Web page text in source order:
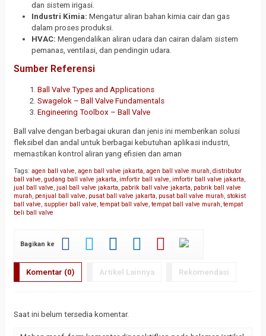
dan sistem irigasi.
Industri Kimia: Mengatur aliran bahan kimia cair dan gas
dalam proses produksi.
HVAC: Mengendalikan aliran udara dan cairan dalam sistem
pemanas, ventilasi, dan pendingin udara.
Sumber Referensi
Ball Valve Types and Applications
Swagelok – Ball Valve Fundamentals
Engineering Toolbox – Ball Valve
Ball valve dengan berbagai ukuran dan jenis ini memberikan solusi
fleksibel dan andal untuk berbagai kebutuhan aplikasi industri,
memastikan kontrol aliran yang efisien dan aman
Tags: agen ball valve, agen ball valve jakarta, agen ball valve murah, distributor
ball valve, gudang ball valve jakarta, imfortir ball valve, imfortir ball valve jakarta,
jual ball valve, jual ball valve jakarta, pabrik ball valve jakarta, pabrik ball valve
murah, penjual ball valve, pusat ball valve jakarta, pusat ball valve murah, stokist
ball valve, supplier ball valve, tempat ball valve, tempat ball valve murah, tempat
beli ball valve
Bagikan ke
Komentar (0) Artikel Lainnya Rekomendasi
Saat ini belum tersedia komentar.